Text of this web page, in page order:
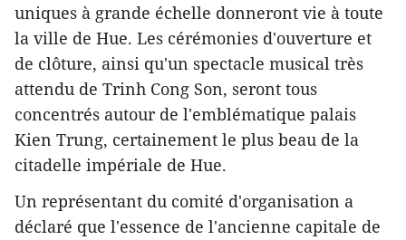
uniques à grande échelle donneront vie à toute
la ville de Hue. Les cérémonies d'ouverture et
de clôture, ainsi qu'un spectacle musical très
attendu de Trinh Cong Son, seront tous
concentrés autour de l'emblématique palais
Kien Trung, certainement le plus beau de la
citadelle impériale de Hue.
Un représentant du comité d'organisation a
déclaré que l'essence de l'ancienne capitale de